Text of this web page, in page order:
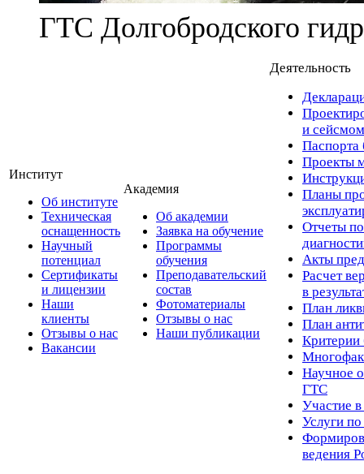
ГТС Долгобродского
Институт
Об институте
Техническая
оснащенность
Научный
потенциал
Сертификаты
и лицензии
Наши
клиенты
Отзывы о нас
Вакансии
Академия
Об академии
Заявка на обучение
Программы
обучения
Преподавательский
состав
Фотоматериалы
Отзывы о нас
Наши публикации
Деятельность
и
Паспорта
Проекты
Планы
Отчеты по
Акты
Расчет
в
План
План
Критерии
Научное
ГТС
Участие
Услуги
ведения